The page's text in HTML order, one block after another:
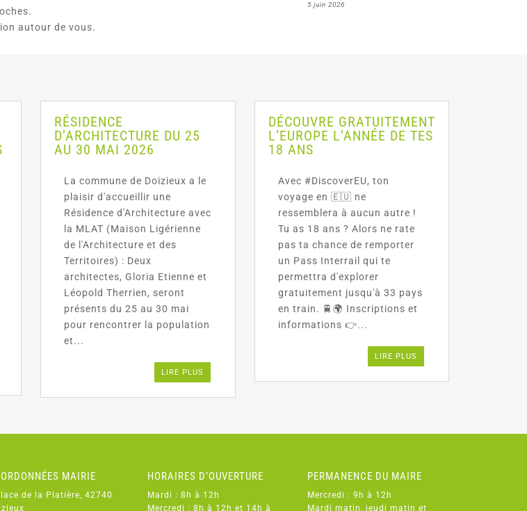
autour de vous.
5 juin 2026
RÉSIDENCE
D’ARCHITECTURE DU 25
AU 30 MAI 2026
La commune de Doizieux a le
plaisir d'accueillir une
Résidence d'Architecture avec
la MLAT (Maison Ligérienne
de l'Architecture et des
Territoires) : Deux
architectes, Gloria Etienne et
Léopold Therrien, seront
présents du 25 au 30 mai
pour rencontrer la population
et...
LIRE PLUS
DÉCOUVRE GRATUITEMENT
L’EUROPE L’ANNÉE DE TES
18 ANS
Avec #DiscoverEU, ton
voyage en 🇪🇺 ne
ressemblera à aucun autre !
Tu as 18 ans ? Alors ne rate
pas ta chance de remporter
un Pass Interrail qui te
permettra d'explorer
gratuitement jusqu'à 33 pays
en train. 🚆🌍 Inscriptions et
informations 👉...
LIRE PLUS
MAIRIE
de la Platière, 42740
HORAIRES D’OUVERTURE
Mardi : 8h à 12h
Mercredi : 8h à 12h et 14h à
PERMANENCE DU MAIRE
Mercredi : 9h à 12h
Mardi matin, jeudi matin et